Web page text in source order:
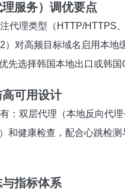
服务）调优要点
代理类型（HTTP/HTTPS
）对高频目标域名启用本地
优先选择韩国本地出口或韩
可用设计
：双层代理（本地反向代
和健康检查，配合心跳检
指标体系